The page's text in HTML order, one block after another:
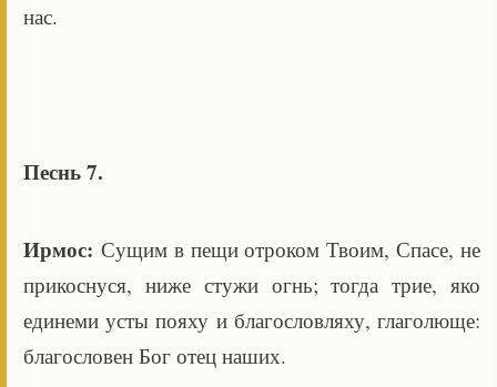
нас.
Песнь 7.
Ирмос: Сущим в пещи отроком Твоим, Спасе, не
прикоснуся, ниже стужи огнь; тогда трие, яко
единеми усты пояху и благословляху, глаголюще:
благословен Бог отец наших.